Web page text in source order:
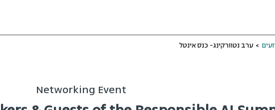
> ערב נטוורקינג- כנס אינטל
Networking Event